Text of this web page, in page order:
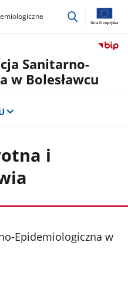
przejdź
Sanitarno-
w Bolesławcu
i
Epidemiologiczna w